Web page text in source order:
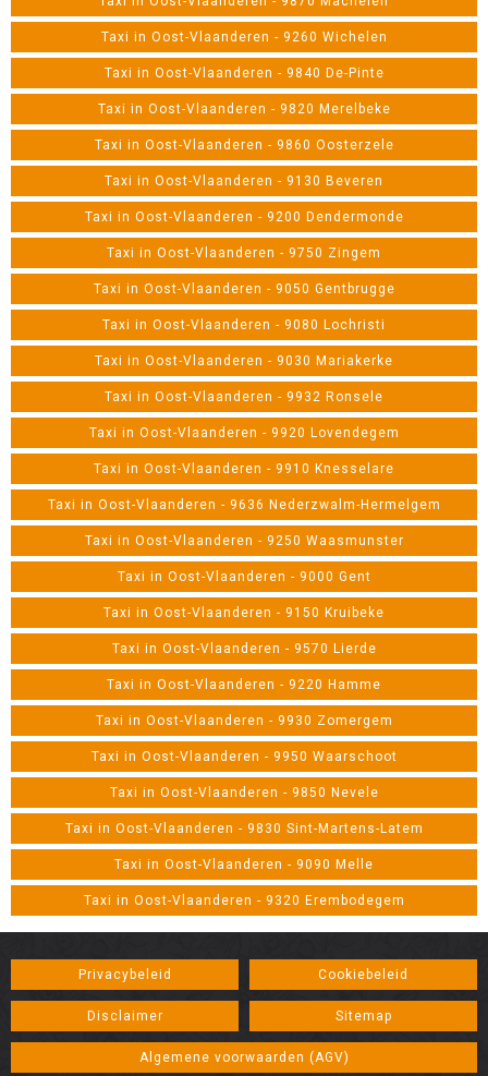
Taxi in Oost-Vlaanderen - 9260 Wichelen
Taxi in Oost-Vlaanderen - 9840 De-Pinte
Taxi in Oost-Vlaanderen - 9820 Merelbeke
Taxi in Oost-Vlaanderen - 9860 Oosterzele
Taxi in Oost-Vlaanderen - 9130 Beveren
Taxi in Oost-Vlaanderen - 9200 Dendermonde
Taxi in Oost-Vlaanderen - 9750 Zingem
Taxi in Oost-Vlaanderen - 9050 Gentbrugge
Taxi in Oost-Vlaanderen - 9080 Lochristi
Taxi in Oost-Vlaanderen - 9030 Mariakerke
Taxi in Oost-Vlaanderen - 9932 Ronsele
Taxi in Oost-Vlaanderen - 9920 Lovendegem
Taxi in Oost-Vlaanderen - 9910 Knesselare
Taxi in Oost-Vlaanderen - 9636 Nederzwalm-Hermelgem
Taxi in Oost-Vlaanderen - 9250 Waasmunster
Taxi in Oost-Vlaanderen - 9000 Gent
Taxi in Oost-Vlaanderen - 9150 Kruibeke
Taxi in Oost-Vlaanderen - 9570 Lierde
Taxi in Oost-Vlaanderen - 9220 Hamme
Taxi in Oost-Vlaanderen - 9930 Zomergem
Taxi in Oost-Vlaanderen - 9950 Waarschoot
Taxi in Oost-Vlaanderen - 9850 Nevele
Taxi in Oost-Vlaanderen - 9830 Sint-Martens-Latem
Taxi in Oost-Vlaanderen - 9090 Melle
Taxi in Oost-Vlaanderen - 9320 Erembodegem
Privacybeleid Cookiebeleid
Disclaimer Sitemap
Algemene voorwaarden (AGV)